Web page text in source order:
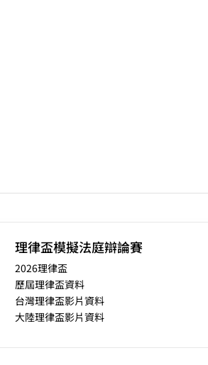
理律盃模擬法庭辯論賽
2026理律盃
歷屆理律盃資料
台灣理律盃影片資料
大陸理律盃影片資料